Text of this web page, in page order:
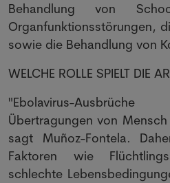
Behandlung von
Organfunktionsstörungen,
sowie die Behandlung von
WELCHE ROLLE SPIELT DIE
"Ebolavirus-
Übertragungen von
sagt Muñoz-Fontela.
Faktoren wie
schlechte